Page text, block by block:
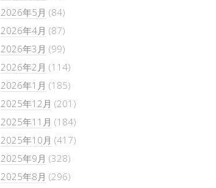
2026年5月 (84)
2026年4月 (87)
2026年3月 (99)
2026年2月 (114)
2026年1月 (185)
2025年12月 (201)
2025年11月 (184)
2025年10月 (417)
2025年9月 (328)
2025年8月 (296)